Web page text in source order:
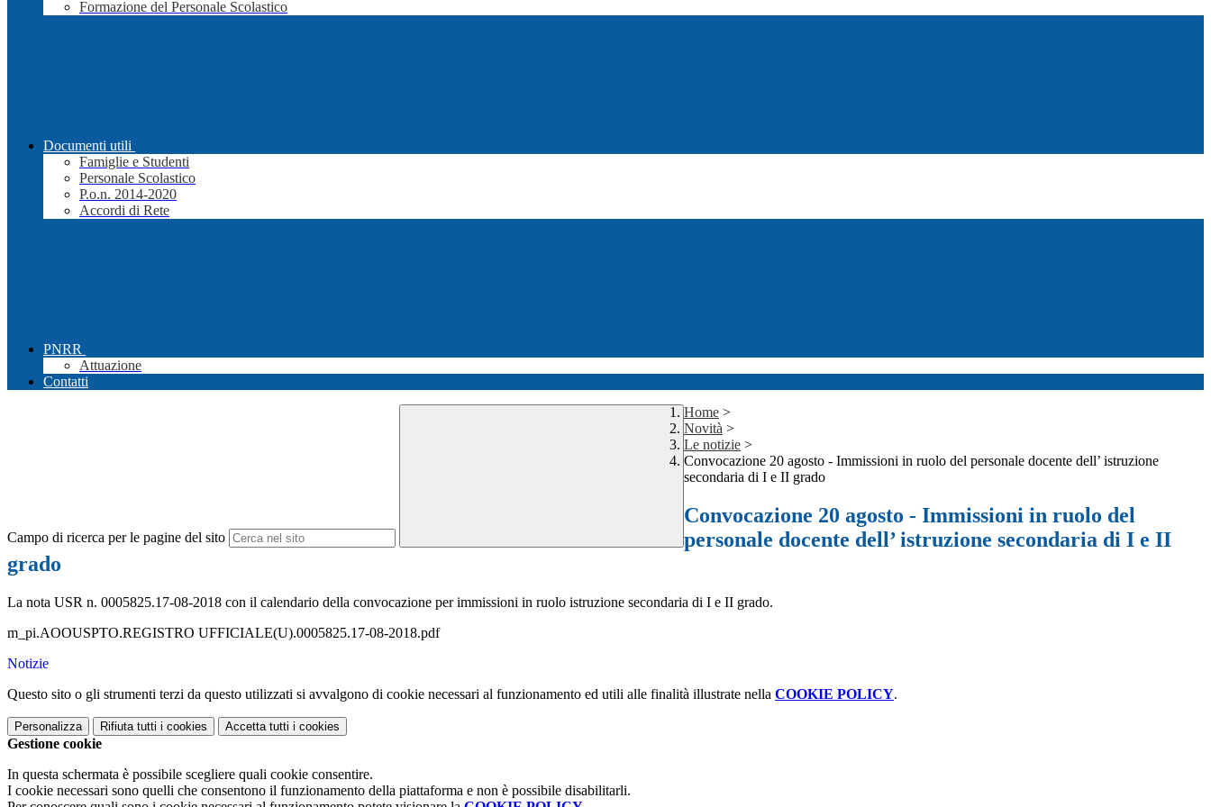
Formazione del Personale Scolastico
Documenti utili
Famiglie e Studenti
Personale Scolastico
P.o.n. 2014-2020
Accordi di Rete
PNRR
Attuazione
Contatti
Campo di ricerca per le pagine del sito
Home >
Novità >
Le notizie >
Convocazione 20 agosto - Immissioni in ruolo del personale docente dell’ istruzione
secondaria di I e II grado
Convocazione 20 agosto - Immissioni in ruolo del
personale docente dell’ istruzione secondaria di I e II
grado
La nota USR n. 0005825.17-08-2018 con il calendario della convocazione per immissioni in ruolo istruzione secondaria di I e II grado.
m_pi.AOOUSPTO.REGISTRO UFFICIALE(U).0005825.17-08-2018.pdf
Notizie
Questo sito o gli strumenti terzi da questo utilizzati si avvalgono di cookie necessari al funzionamento ed utili alle finalità illustrate nella COOKIE POLICY.
Personalizza Rifiuta tutti i cookies Accetta tutti i cookies
Gestione cookie
In questa schermata è possibile scegliere quali cookie consentire.
I cookie necessari sono quelli che consentono il funzionamento della piattaforma e non è possibile disabilitarli.